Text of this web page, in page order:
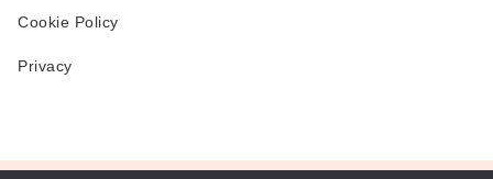
Cookie Policy
Privacy